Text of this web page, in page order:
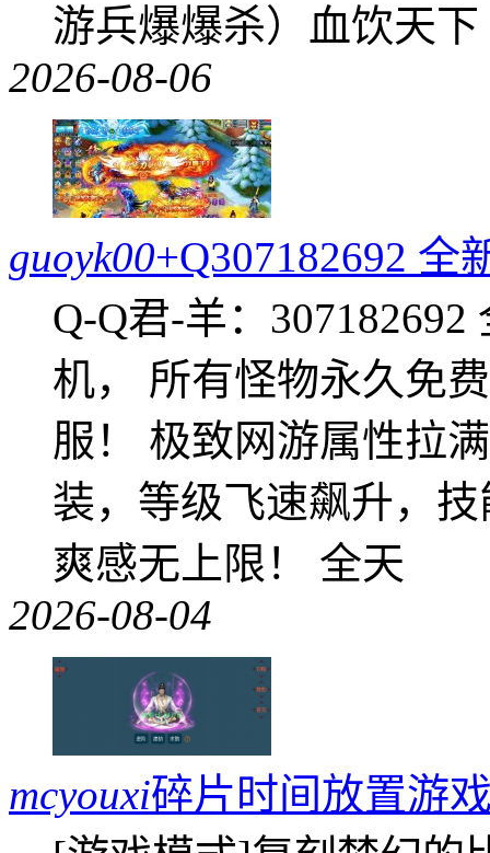
游兵爆爆杀）血饮天
2026-08-06
guoyk00+Q307182692
Q-Q君-羊：
机， 所有怪物永久免
服！ 极致网游属性拉
装，等级飞速飙升，
爽感无上限！ 全天
2026-08-04
mcyouxi碎片时间放置游